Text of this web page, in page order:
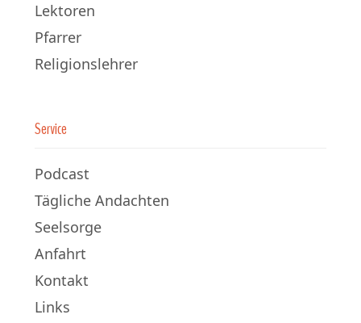
Lektoren
Pfarrer
Religionslehrer
Service
Podcast
Tägliche Andachten
Seelsorge
Anfahrt
Kontakt
Links